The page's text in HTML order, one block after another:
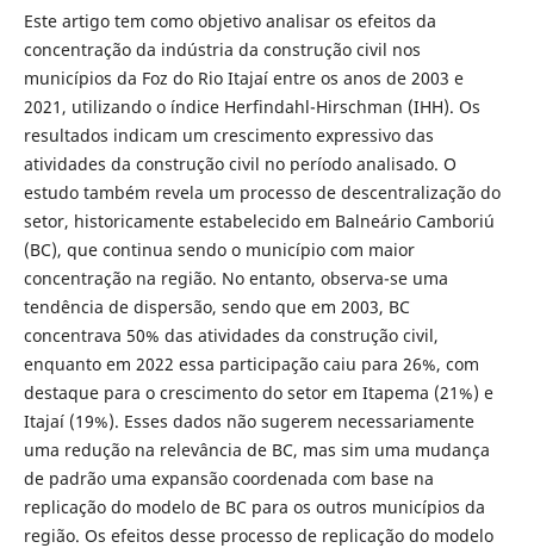
Este artigo tem como objetivo analisar os efeitos da
concentração da indústria da construção civil nos
municípios da Foz do Rio Itajaí entre os anos de 2003 e
2021, utilizando o índice Herfindahl-Hirschman (IHH). Os
resultados indicam um crescimento expressivo das
atividades da construção civil no período analisado. O
estudo também revela um processo de descentralização do
setor, historicamente estabelecido em Balneário Camboriú
(BC), que continua sendo o município com maior
concentração na região. No entanto, observa-se uma
tendência de dispersão, sendo que em 2003, BC
concentrava 50% das atividades da construção civil,
enquanto em 2022 essa participação caiu para 26%, com
destaque para o crescimento do setor em Itapema (21%) e
Itajaí (19%). Esses dados não sugerem necessariamente
uma redução na relevância de BC, mas sim uma mudança
de padrão uma expansão coordenada com base na
replicação do modelo de BC para os outros municípios da
região. Os efeitos desse processo de replicação do modelo